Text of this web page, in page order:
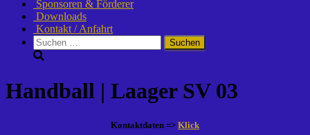
Sponsoren & Förderer
Downloads
Kontakt / Anfahrt
Suchen
nach:
Handball | Laager SV 03
Kontaktdaten => Klick